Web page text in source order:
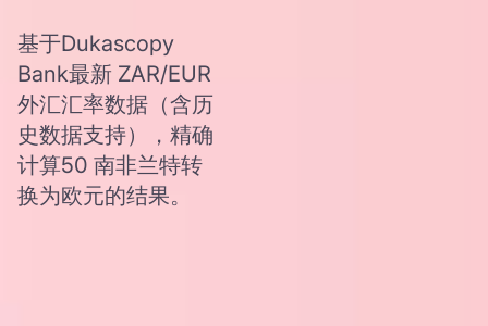
基于Dukascopy
Bank最新 ZAR/EUR
外汇汇率数据（含历
史数据支持），精确
计算50 南非兰特转
换为欧元的结果。